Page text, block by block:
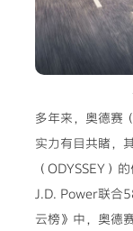
多年来，奥德赛
实力有目共睹，
（ODYSSEY）
J.D. Power联合
云榜》中，奥德